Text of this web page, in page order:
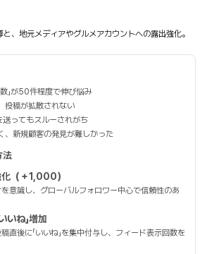
、地元メディアやグルメアカウントへの露出強化。
」が50件程度で伸び悩み
投稿が拡散されない
送ってもスルーされがち
、新規顧客の発見が難しかった
法
化（＋1,000）
意識し、グローバルフォロワー中心で信頼性のあ
いね」増加
直後に「いいね」を集中付与し、フィード表示回数を